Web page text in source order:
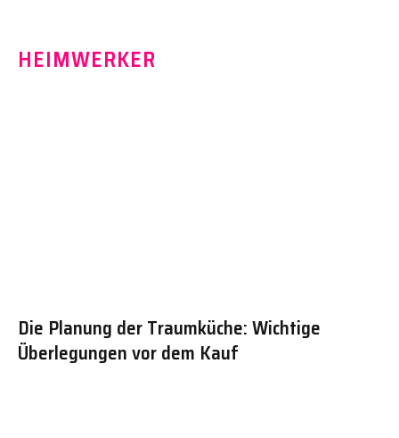
HEIMWERKER
Die Planung der Traumküche: Wichtige
Überlegungen vor dem Kauf